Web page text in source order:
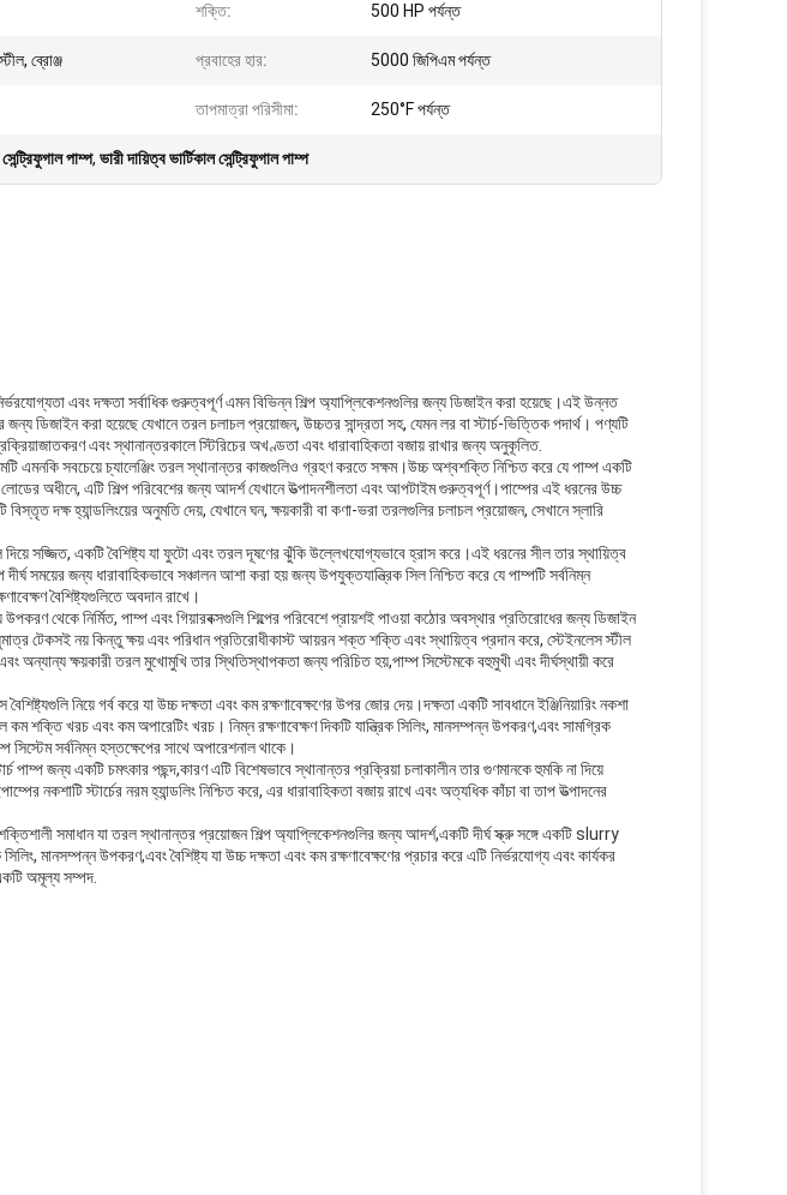
শক্তি: 500 HP পর্যন্ত
ব্রোঞ্জ প্রবাহের হার: 5000 জিপিএম পর্যন্ত
তাপমাত্রা পরিসীমা: 250°F পর্যন্ত
পাম্প, ভারী দায়িত্ব ভার্টিকাল সেন্ট্রিফুগাল পাম্প
এবং দক্ষতা সর্বাধিক গুরুত্বপূর্ণ এমন বিভিন্ন শিল্প অ্যাপ্লিকেশনগুলির জন্য ডিজাইন করা হয়েছে।এই উন্নত
জন্য ডিজাইন করা হয়েছে যেখানে তরল চলাচল প্রয়োজন, উচ্চতর সান্দ্রতা সহ, যেমন লর বা স্টার্চ-ভিত্তিক পদার্থ। পণ্যটি
এবং স্থানান্তরকালে স্টিরিচের অখণ্ডতা এবং ধারাবাহিকতা বজায় রাখার জন্য অনুকূলিত.
এমনকি সবচেয়ে চ্যালেঞ্জিং তরল স্থানান্তর কাজগুলিও গ্রহণ করতে সক্ষম।উচ্চ অশ্বশক্তি নিশ্চিত করে যে পাম্প একটি
অধীনে, এটি শিল্প পরিবেশের জন্য আদর্শ যেখানে উত্পাদনশীলতা এবং আপটাইম গুরুত্বপূর্ণ।পাম্পের এই ধরনের উচ্চ
দক্ষ হ্যান্ডলিংয়ের অনুমতি দেয়, যেখানে ঘন, ক্ষয়কারী বা কণা-ভরা তরলগুলির চলাচল প্রয়োজন, সেখানে স্লারি
দিয়ে সজ্জিত, একটি বৈশিষ্ট্য যা ফুটো এবং তরল দূষণের ঝুঁকি উল্লেখযোগ্যভাবে হ্রাস করে।এই ধরনের সীল তার স্থায়িত্ব
সময়ের জন্য ধারাবাহিকভাবে সঞ্চালন আশা করা হয় জন্য উপযুক্তযান্ত্রিক সিল নিশ্চিত করে যে পাম্পটি সর্বনিম্ন
বৈশিষ্ট্যগুলিতে অবদান রাখে।
থেকে নির্মিত, পাম্প এবং গিয়ারবক্সগুলি শিল্পের পরিবেশে প্রায়শই পাওয়া কঠোর অবস্থার প্রতিরোধের জন্য ডিজাইন
টেকসই নয় কিন্তু ক্ষয় এবং পরিধান প্রতিরোধীকাস্ট আয়রন শক্ত শক্তি এবং স্থায়িত্ব প্রদান করে, স্টেইনলেস স্টীল
অন্যান্য ক্ষয়কারী তরল মুখোমুখি তার স্থিতিস্থাপকতা জন্য পরিচিত হয়,পাম্প সিস্টেমকে বহুমুখী এবং দীর্ঘস্থায়ী করে
বৈশিষ্ট্যগুলি নিয়ে গর্ব করে যা উচ্চ দক্ষতা এবং কম রক্ষণাবেক্ষণের উপর জোর দেয়।দক্ষতা একটি সাবধানে ইঞ্জিনিয়ারিং নকশা
শক্তি খরচ এবং কম অপারেটিং খরচ। নিম্ন রক্ষণাবেক্ষণ দিকটি যান্ত্রিক সিলিং, মানসম্পন্ন উপকরণ,এবং সামগ্রিক
সিস্টেম সর্বনিম্ন হস্তক্ষেপের সাথে অপারেশনাল থাকে।
পাম্প জন্য একটি চমৎকার পছন্দ,কারণ এটি বিশেষভাবে স্থানান্তর প্রক্রিয়া চলাকালীন তার গুণমানকে হুমকি না দিয়ে
নকশাটি স্টার্চের নরম হ্যান্ডলিং নিশ্চিত করে, এর ধারাবাহিকতা বজায় রাখে এবং অত্যধিক কাঁচা বা তাপ উত্পাদনের
শক্তিশালী সমাধান যা তরল স্থানান্তর প্রয়োজন শিল্প অ্যাপ্লিকেশনগুলির জন্য আদর্শ,একটি দীর্ঘ স্ক্রু সঙ্গে একটি slurry
মানসম্পন্ন উপকরণ,এবং বৈশিষ্ট্য যা উচ্চ দক্ষতা এবং কম রক্ষণাবেক্ষণের প্রচার করে এটি নির্ভরযোগ্য এবং কার্যকর
অমূল্য সম্পদ.